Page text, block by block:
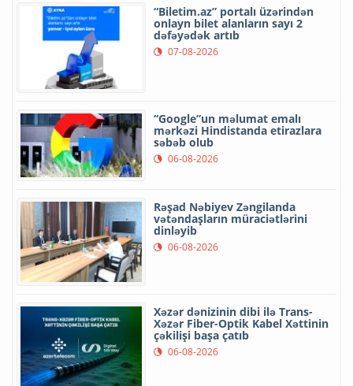
“Biletim.az” portalı üzərindən
onlayn bilet alanların sayı 2
dəfəyədək artıb
07-08-2026
“Google”un məlumat emalı
mərkəzi Hindistanda etirazlara
səbəb olub
06-08-2026
Rəşad Nəbiyev Zəngilanda
vətəndaşların müraciətlərini
dinləyib
06-08-2026
Xəzər dənizinin dibi ilə Trans-
Xəzər Fiber-Optik Kabel Xəttinin
çəkilişi başa çatıb
06-08-2026